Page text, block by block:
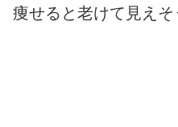
痩せると老けて見えそ